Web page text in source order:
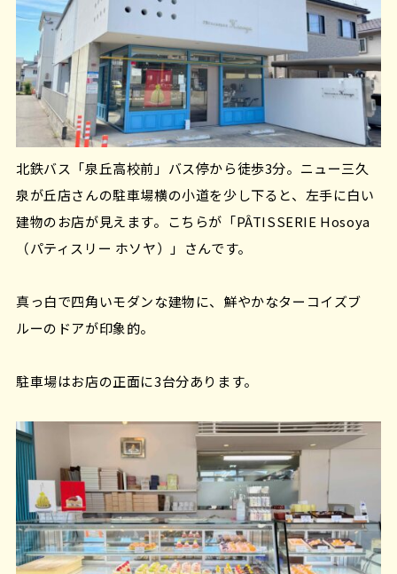
北鉄バス「泉丘高校前」バス停から徒歩3分。ニュー三久
泉が丘店さんの駐車場横の小道を少し下ると、左手に白い
建物のお店が見えます。こちらが「PÂTISSERIE Hosoya
（パティスリー ホソヤ）」さんです。
真っ白で四角いモダンな建物に、鮮やかなターコイズブ
ルーのドアが印象的。
駐車場はお店の正面に3台分あります。